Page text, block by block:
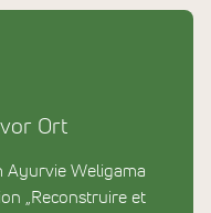
Ort
Ayurvie Weligama
„Reconstruire et